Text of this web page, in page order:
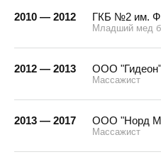
2010 — 2012
ГКБ №2 им.
Младший мед
2012 — 2013 ООО
Массажист
2013 — 2017 ООО "Норд
Массажист